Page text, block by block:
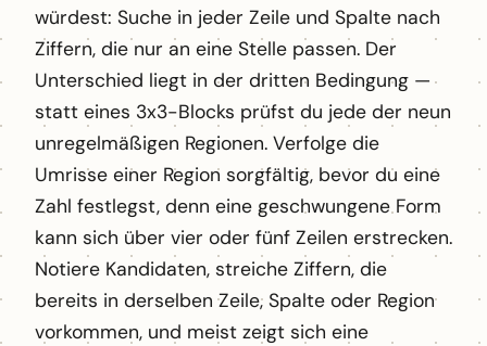
würdest: Suche in jeder Zeile und Spalte nach
Ziffern, die nur an eine Stelle passen. Der
Unterschied liegt in der dritten Bedingung —
statt eines 3x3-Blocks prüfst du jede der neun
unregelmäßigen Regionen. Verfolge die
Umrisse einer Region sorgfältig, bevor du eine
Zahl festlegst, denn eine geschwungene Form
kann sich über vier oder fünf Zeilen erstrecken.
Notiere Kandidaten, streiche Ziffern, die
bereits in derselben Zeile, Spalte oder Region
vorkommen, und meist zeigt sich eine